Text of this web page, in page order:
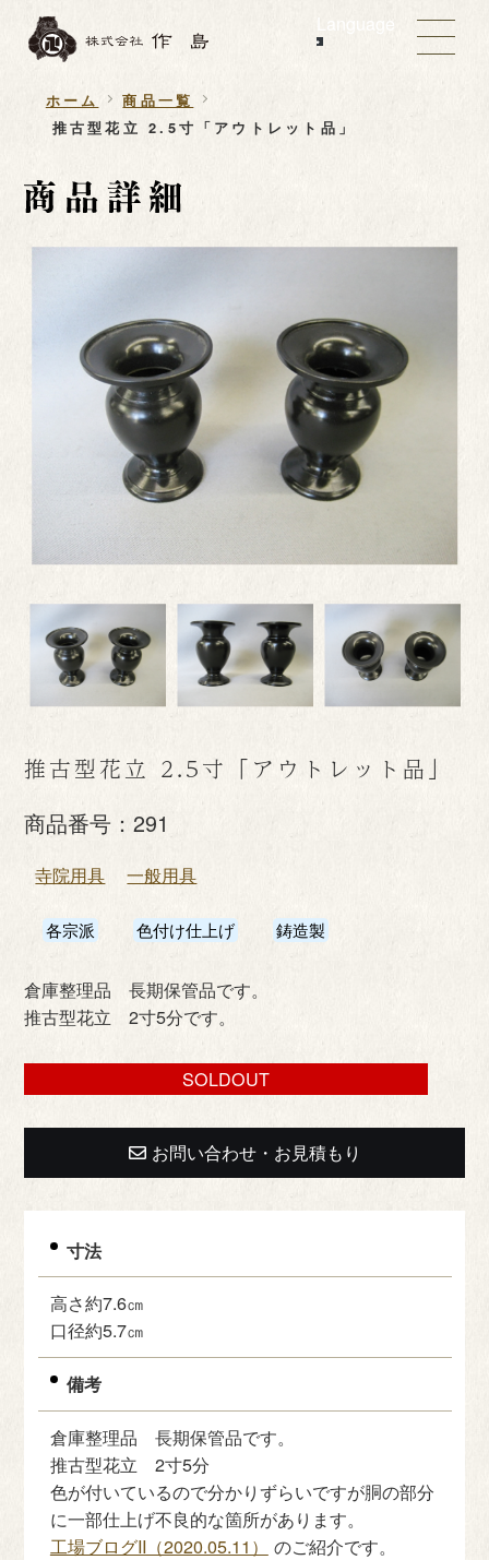
Language
ホーム
商品一覧
推古型花立 2.5寸「アウトレット品」
推古型花立 2.5寸「アウトレット品」
商品番号：291
寺院用具 一般用具
各宗派 色付け仕上げ 鋳造製
倉庫整理品 長期保管品です。
推古型花立 2寸5分です。
SOLDOUT
お問い合わせ・お見積もり
寸法
高さ約7.6㎝
口径約5.7㎝
備考
倉庫整理品 長期保管品です。
推古型花立 2寸5分
色が付いているので分かりずらいですが胴の部分
に一部仕上げ不良的な箇所があります。
工場ブログII（2020.05.11）
のご紹介です。